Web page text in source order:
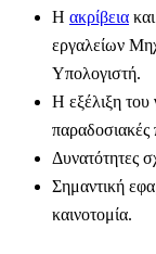
Η ακρίβεια
εργαλείων
Υπολογιστή.
Η εξέλιξη του
παραδοσιακές
Δυνατότητες
Σημαντική
καινοτομία.